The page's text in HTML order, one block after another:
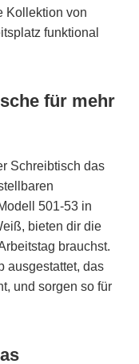
Kollektion von
funktional
für mehr
Schreibtisch das
501-53 in
bieten dir die
brauchst.
ausgestattet, das
und sorgen so für